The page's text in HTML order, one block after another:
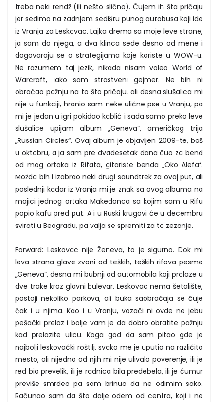
treba neki rendž (ili nešto slično). Čujem ih šta pričaju
jer sedimo na zadnjem sedištu punog autobusa koji ide
iz Vranja za Leskovac. Lajka drema sa moje leve strane,
ja sam do njega, a dva klinca sede desno od mene i
dogovaraju se o strategijama koje koriste u WOW-u.
Ne razumem taj jezik, nikada nisam voleo World of
Warcraft, iako sam strastveni gejmer. Ne bih ni
obraćao pažnju na to što pričaju, ali desna slušalica mi
nije u funkciji, hranio sam neke ulične pse u Vranju, pa
mi je jedan u igri pokidao kablić i sada samo preko leve
slušalice upijam album „Geneva“, američkog trija
„Russian Circles“. Ovaj album je objavljen 2009-te, baš
u oktobru, a ja sam pre dvadesetak dana čuo za bend
od mog ortaka iz Rifata, gitariste benda „Oko Alefa“.
Možda bih i izabrao neki drugi saundtrek za ovaj put, ali
poslednji kadar iz Vranja mi je znak sa ovog albuma na
majici jednog ortaka Makedonca sa kojim sam u Rifu
popio kafu pred put. A i u Ruski krugovi će u decembru
svirati u Beogradu, pa valja se spremiti za to zezanje.
Forward: Leskovac nije Ženeva, to je sigurno. Dok mi
leva strana glave zvoni od teških, teških rifova pesme
„Geneva“, desna mi bubnji od automobila koji prolaze u
dve trake kroz glavni bulevar. Leskovac nema šetalište,
postoji nekoliko parkova, ali buka saobraćaja se čuje
čak i u njima. Kao i u Vranju, vozači ni ovde ne jebu
pešački prelaz i bolje vam je da dobro obratite pažnju
kad prelazite ulicu. Koga god da sam pitao gde je
najbolji leskovački roštilj, svako me je uputio na različito
mesto, ali nijedno od njih mi nije ulivalo poverenje, ili je
red bio prevelik, ili je radnica bila predebela, ili je ćumur
previše smrdeo pa sam brinuo da ne odimim sako.
Računao sam da što dalje odem od centra, koji i ne